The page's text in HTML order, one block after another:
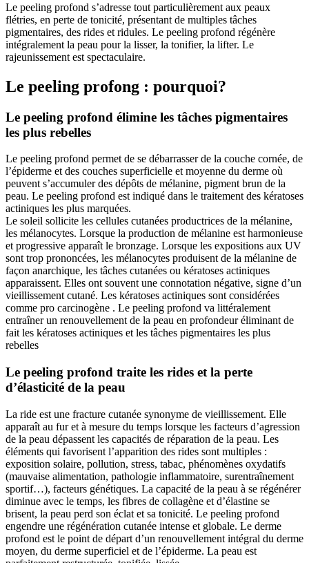
Le peeling profond s’adresse tout particulièrement aux peaux
flétries, en perte de tonicité, présentant de multiples tâches
pigmentaires, des rides et ridules. Le peeling profond régénère
intégralement la peau pour la lisser, la tonifier, la lifter. Le
rajeunissement est spectaculaire.
Le peeling profong : pourquoi?
Le peeling profond élimine les tâches pigmentaires
les plus rebelles
Le peeling profond permet de se débarrasser de la couche cornée, de
l’épiderme et des couches superficielle et moyenne du derme où
peuvent s’accumuler des dépôts de mélanine, pigment brun de la
peau. Le peeling profond est indiqué dans le traitement des kératoses
actiniques les plus marquées.
Le soleil sollicite les cellules cutanées productrices de la mélanine,
les mélanocytes. Lorsque la production de mélanine est harmonieuse
et progressive apparaît le bronzage. Lorsque les expositions aux UV
sont trop prononcées, les mélanocytes produisent de la mélanine de
façon anarchique, les tâches cutanées ou kératoses actiniques
apparaissent. Elles ont souvent une connotation négative, signe d’un
vieillissement cutané. Les kératoses actiniques sont considérées
comme pro carcinogène . Le peeling profond va littéralement
entraîner un renouvellement de la peau en profondeur éliminant de
fait les kératoses actiniques et les tâches pigmentaires les plus
rebelles
Le peeling profond traite les rides et la perte
d’élasticité de la peau
La ride est une fracture cutanée synonyme de vieillissement. Elle
apparaît au fur et à mesure du temps lorsque les facteurs d’agression
de la peau dépassent les capacités de réparation de la peau. Les
éléments qui favorisent l’apparition des rides sont multiples :
exposition solaire, pollution, stress, tabac, phénomènes oxydatifs
(mauvaise alimentation, pathologie inflammatoire, surentraînement
sportif…), facteurs génétiques. La capacité de la peau à se régénérer
diminue avec le temps, les fibres de collagène et d’élastine se
brisent, la peau perd son éclat et sa tonicité. Le peeling profond
engendre une régénération cutanée intense et globale. Le derme
profond est le point de départ d’un renouvellement intégral du derme
moyen, du derme superficiel et de l’épiderme. La peau est